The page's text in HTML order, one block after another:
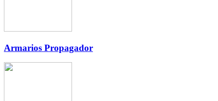
Armarios Propagador